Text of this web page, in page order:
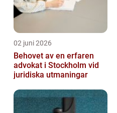
02 juni 2026
Behovet av en erfaren
advokat i Stockholm vid
juridiska utmaningar